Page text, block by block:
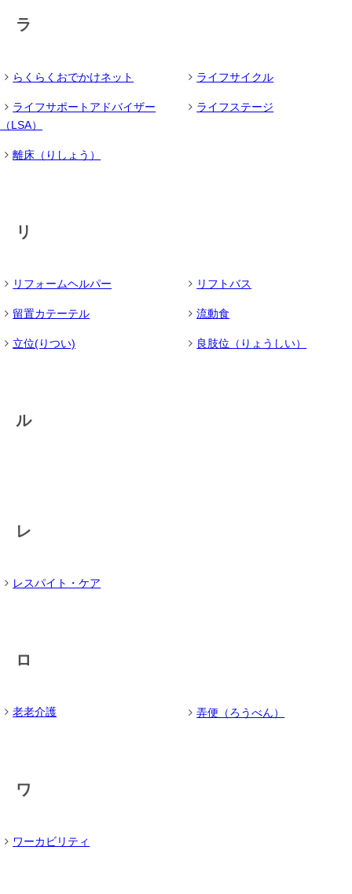
ラ
らくらくおでかけネット
ライフサポートアドバイザー
（LSA）
離床（りしょう）
ライフサイクル
ライフステージ
リ
リフォームヘルパー
留置カテーテル
立位(りつい)
リフトバス
流動食
良肢位（りょうしい）
ル
レ
レスパイト・ケア
ロ
老老介護 弄便（ろうべん）
ワ
ワーカビリティ